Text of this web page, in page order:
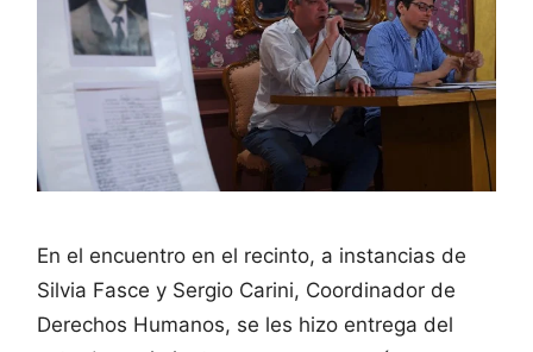
En el encuentro en el recinto, a instancias de
Silvia Fasce y Sergio Carini, Coordinador de
Derechos Humanos, se les hizo entrega del